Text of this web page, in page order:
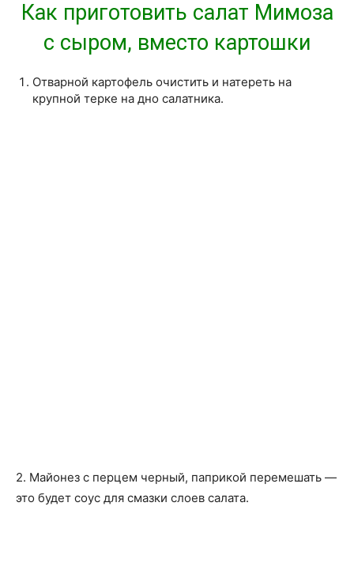
Как приготовить салат Мимоза
с сыром, вместо картошки
Отварной картофель очистить и натереть на
крупной терке на дно салатника.
2. Майонез с перцем черный, паприкой перемешать —
это будет соус для смазки слоев салата.